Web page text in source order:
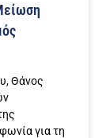
Θάνος
για τη